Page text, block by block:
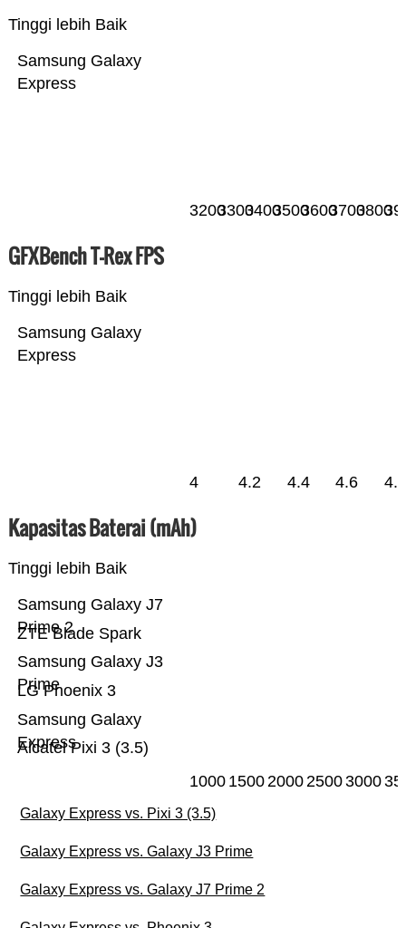
Tinggi lebih Baik
Samsung Galaxy
Express
3200330034003500360037003800
GFXBench T-Rex FPS
Tinggi lebih Baik
Samsung Galaxy
Express
4 4.2 4.4 4.6 4.8
Kapasitas Baterai (mAh)
Tinggi lebih Baik
Alcatel Pixi 3 (3.5)
Samsung Galaxy
Express
LG Phoenix 3
Samsung Galaxy J3
Prime
ZTE Blade Spark
Samsung Galaxy J7
Prime 2
1000 1500200025003000
Galaxy Express vs. Pixi 3 (3.5)
Galaxy Express vs. Galaxy J3 Prime
Galaxy Express vs. Galaxy J7 Prime 2